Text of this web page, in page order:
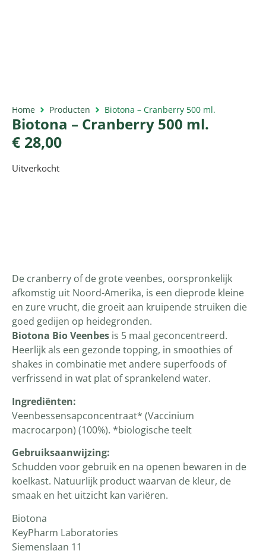
Home Producten Biotona – Cranberry 500 ml.
Biotona – Cranberry 500 ml.
€ 28,00
Uitverkocht
De cranberry of de grote veenbes, oorspronkelijk
afkomstig uit Noord-Amerika, is een dieprode kleine
en zure vrucht, die groeit aan kruipende struiken die
goed gedijen op heidegronden.
Biotona Bio Veenbes is 5 maal geconcentreerd.
Heerlijk als een gezonde topping, in smoothies of
shakes in combinatie met andere superfoods of
verfrissend in wat plat of sprankelend water.
Ingrediënten:
Veenbessensapconcen­traat* (Vaccinium
macrocarpon) (100%). *biologische teelt
Gebruiksaanwijzing:
Schudden voor gebruik en na openen bewaren in de
koelkast. Natuurlijk product waarvan de kleur, de
smaak en het uitzicht kan variëren.
Biotona
KeyPharm Laboratories
Siemenslaan 11